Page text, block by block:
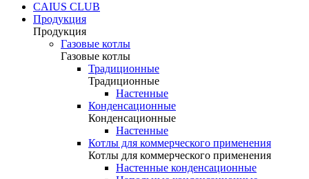
CAIUS CLUB
Продукция
Продукция
Газовые котлы
Газовые котлы
Традиционные
Традиционные
Настенные
Конденсационные
Конденсационные
Настенные
Котлы для коммерческого применения
Котлы для коммерческого применения
Настенные конденсационные